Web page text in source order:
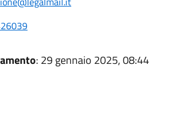
: 29 gennaio 2025, 08:44